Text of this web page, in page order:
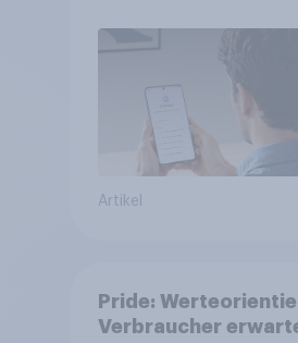
Artikel
Pride:
Verbraucher